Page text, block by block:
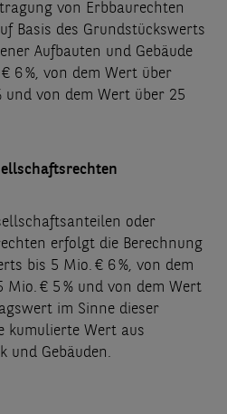
von Erbbaurechten
Basis des Grundstückswerts
Aufbauten und Gebäude
6 %, von dem Wert über
und von dem Wert über 25
oder
erfolgt die Berechnung
bis 5 Mio. € 6 %, von dem
€ 5 % und von dem Wert
im Sinne dieser
kumulierte Wert aus
und Gebäuden.